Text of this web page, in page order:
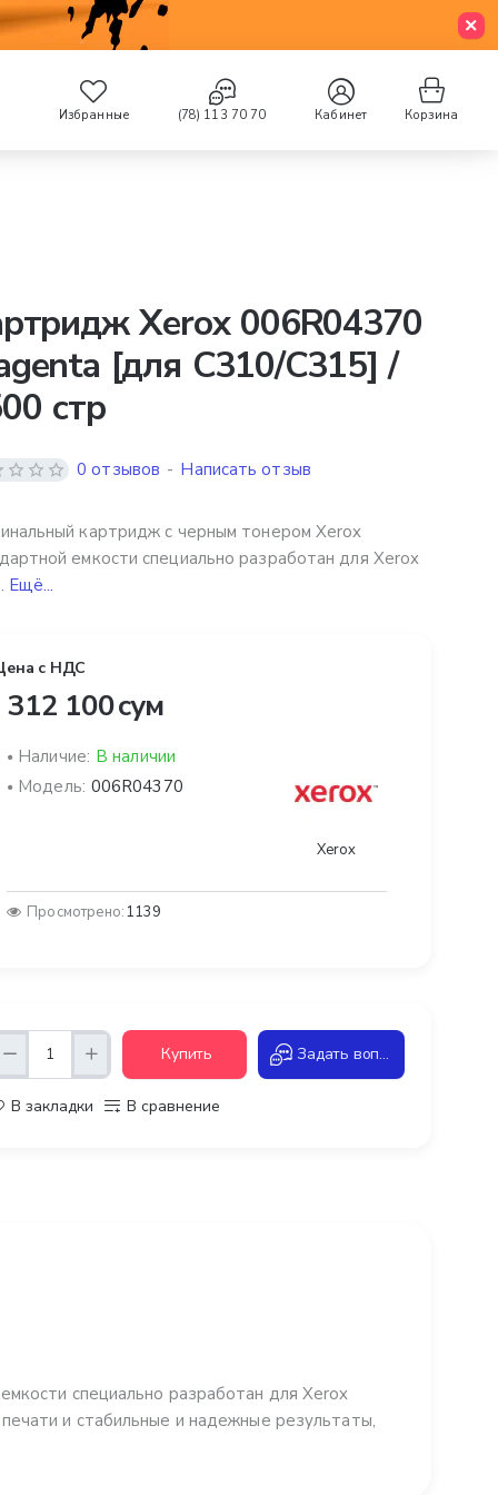
Избранные (78) 113 70 70 Кабинет Корзина
Xerox 006R04370
[для C310/C315] /
стр
картридж с черным тонером Xerox
емкости специально разработан для Xerox
Ещё...
0 отзывов - Написать отзыв
с НДС
312 100 сум
Наличие: В наличии
Модель: 006R04370
Xerox
Просмотрено:1139
Купить Задать вопрос
В закладки В сравнение
специально разработан для Xerox
и стабильные и надежные результаты,